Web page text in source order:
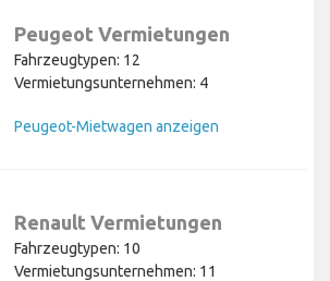
Peugeot Vermietungen
Fahrzeugtypen: 12
Vermietungsunternehmen: 4
Peugeot-Mietwagen anzeigen
Renault Vermietungen
Fahrzeugtypen: 10
Vermietungsunternehmen: 11